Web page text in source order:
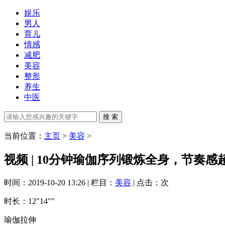
娱乐
男人
育儿
情感
减肥
美容
整形
养生
中医
当前位置： 主页 > 美容 >
视频 | 10分钟瑜伽序列锻炼全身，节奏感
时间：2019-10-20 13:26 | 栏目： 美容 | 点击： 次
时长 ：12"14""
瑜伽拉伸